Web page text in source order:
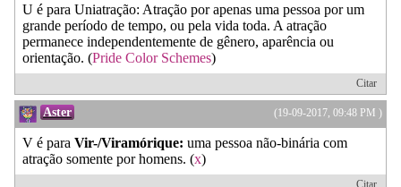
U é para Uniatração: Atração por apenas uma pessoa por um
grande período de tempo, ou pela vida toda. A atração
permanece independentemente de gênero, aparência ou
orientação. (Pride Color Schemes)
Citar
(19-09-2017, 09:48 PM )
Aster
V é para Vir-/Viramórique: uma pessoa não-binária com
atração somente por homens. (x)
Citar